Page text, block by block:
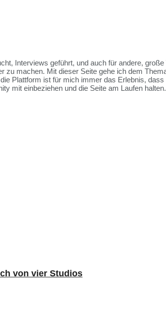
Interviews geführt, und auch für andere,
zu machen. Mit dieser Seite gehe ich dem
Plattform ist für mich immer das Erlebnis,
mit einbeziehen und die Seite am Laufen halten.
von vier Studios